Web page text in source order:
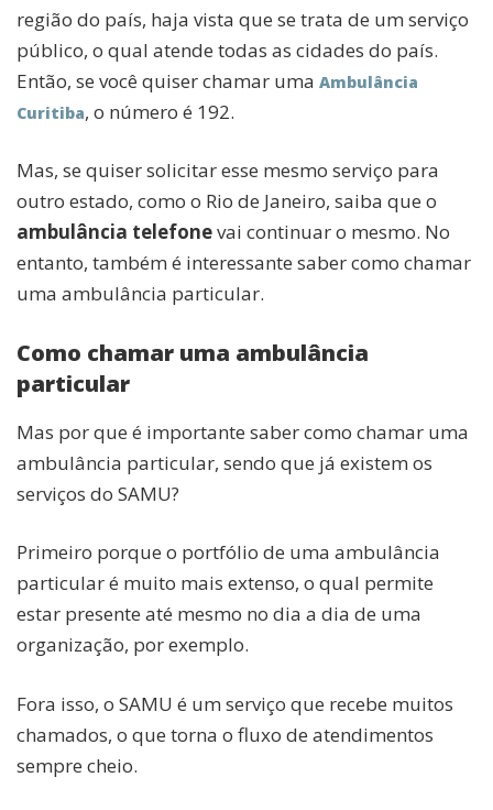
região do país, haja vista que se trata de um serviço
público, o qual atende todas as cidades do país.
Então, se você quiser chamar uma Ambulância
Curitiba, o número é 192.
Mas, se quiser solicitar esse mesmo serviço para
outro estado, como o Rio de Janeiro, saiba que o
ambulância telefonevai continuar o mesmo. No
entanto, também é interessante saber como chamar
uma ambulância particular.
Como chamar uma ambulância
particular
Mas por que é importante saber como chamar uma
ambulância particular, sendo que já existem os
serviços do SAMU?
Primeiro porque o portfólio de uma ambulância
particular é muito mais extenso, o qual permite
estar presente até mesmo no dia a dia de uma
organização, por exemplo.
Fora isso, o SAMU é um serviço que recebe muitos
chamados, o que torna o fluxo de atendimentos
sempre cheio.